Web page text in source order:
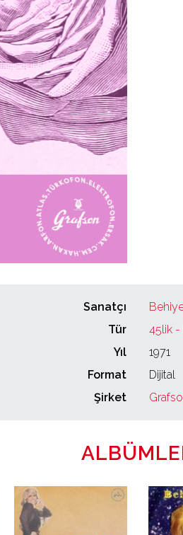
Sanatçı
Tür
45lik -
Yıl
1971
Format
Dijital
Şirket